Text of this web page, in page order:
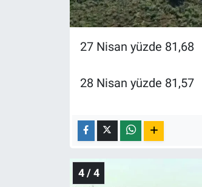
27 Nisan yüzde 81,68
28 Nisan yüzde 81,57
4 / 4